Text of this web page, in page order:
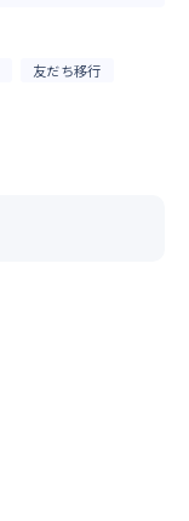
友だち移行